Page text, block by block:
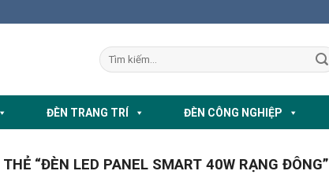
ĐÈN TRANG TRÍ ĐÈN CÔNG NGHIỆP
“ĐÈN LED PANEL SMART 40W RẠNG ĐÔNG”